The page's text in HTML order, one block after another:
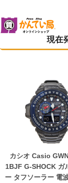
現在
カシオ Casio
1BJF G-SHOCK ガ
ー タフソーラー 電